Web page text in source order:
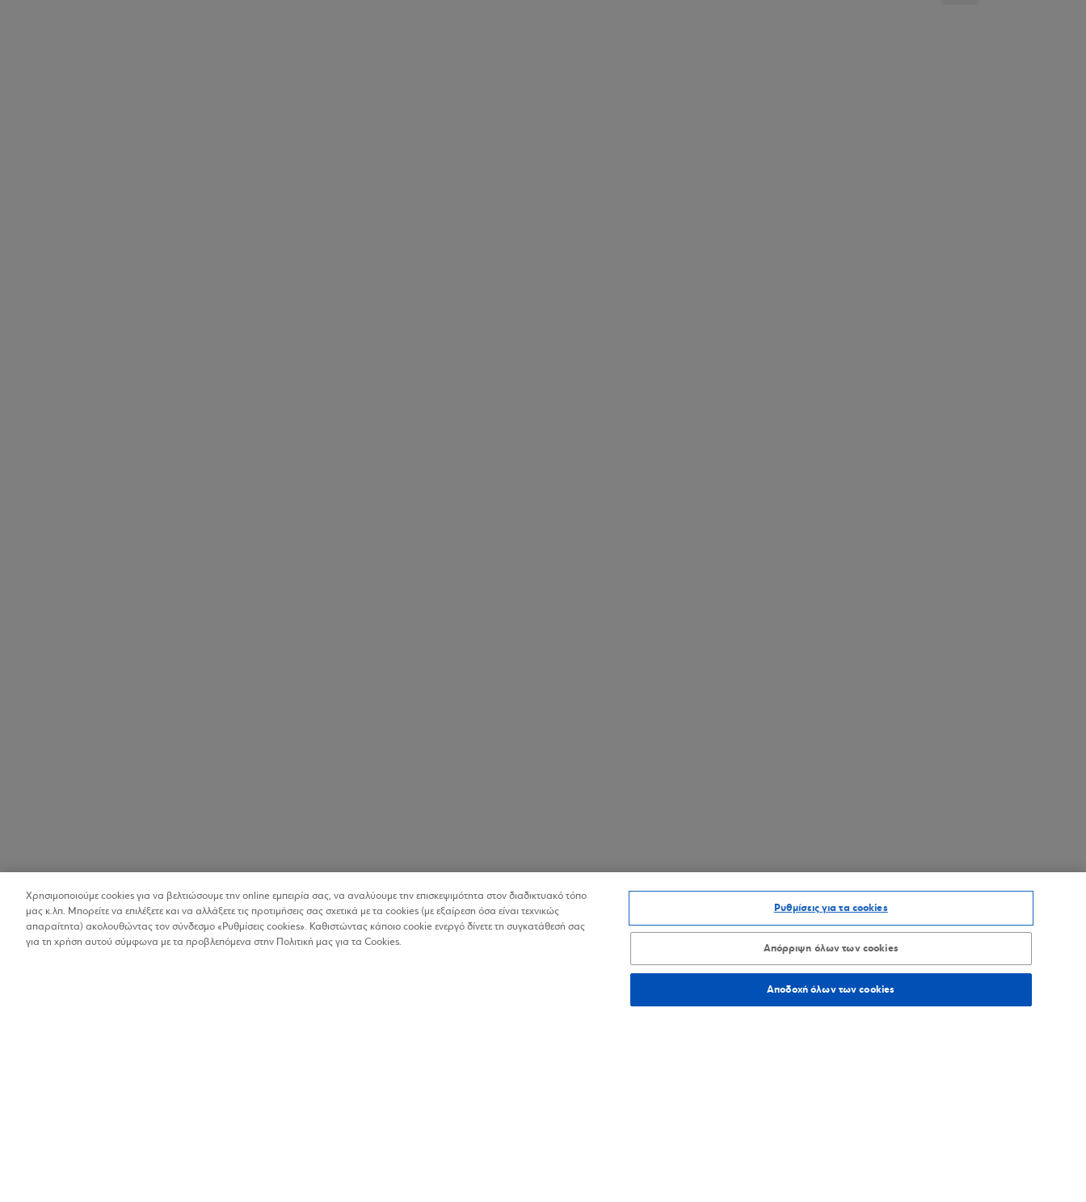
Χρησιμοποιούμε cookies για να βελτιώσουμε την online εμπειρία σας, να αναλύουμε την επισκεψιμότητα στον διαδικτυακό τόπο
μας κ.λπ. Μπορείτε να επιλέξετε και να αλλάξετε τις προτιμήσεις σας σχετικά με τα cookies (με εξαίρεση όσα είναι τεχνικώς
απαραίτητα) ακολουθώντας τον σύνδεσμο «Ρυθμίσεις cookies». Καθιστώντας κάποιο cookie ενεργό δίνετε τη συγκατάθεσή σας
για τη χρήση αυτού σύμφωνα με τα προβλεπόμενα στην Πολιτική μας για τα Cookies.
Ρυθμίσεις για τα cookies
Απόρριψη όλων των cookies
Αποδοχή όλων των cookies